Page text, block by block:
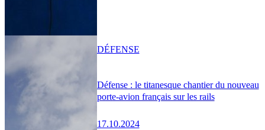
Défense : le titanesque chantier du nouveau
porte-avion français sur les rails
17.10.2024
DÉFENSE